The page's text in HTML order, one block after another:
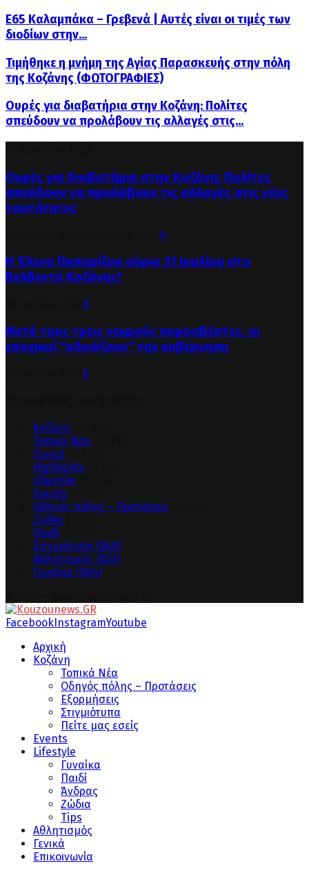
Ε65 Καλαμπάκα – Γρεβενά | Αυτές είναι οι τιμές των
διοδίων στην...
Τιμήθηκε η μνήμη της Αγίας Παρασκευής στην πόλη
της Κοζάνης (ΦΩΤΟΓΡΑΦΙΕΣ)
Ουρές για διαβατήρια στην Κοζάνη: Πολίτες
σπεύδουν να προλάβουν τις αλλαγές στις...
Ουρές για διαβατήρια στην Κοζάνη: Πολίτες
σπεύδουν να προλάβουν τις αλλαγές στις νέες
ταυτότητες
0
Η Έλενα Παπαρίζου αύριο 31 Ιουλίου στο
Βελβεντό Κοζάνης!
0
Μετά τους τρεις νεκρούς πυροσβέστες, οι
εποχικοί “αδειάζουν” την κυβέρνηση
0
Κοζάνη
Τοπικά Νέα
Γενικά
Highlights
Lifestyle
Events
Οδηγός πόλης – Προτάσεις
Ζώδια
Παιδί
Στιγμιότυπα (858)
Αθλητισμός (833)
Γυναίκα (804)
FacebookInstagramYoutube
Αρχική
Κοζάνη
Τοπικά Νέα
Οδηγός πόλης – Προτάσεις
Εξορμήσεις
Στιγμιότυπα
Πείτε μας εσείς
Events
Lifestyle
Γυναίκα
Παιδί
Άνδρας
Ζώδια
Tips
Αθλητισμός
Γενικά
Επικοινωνία